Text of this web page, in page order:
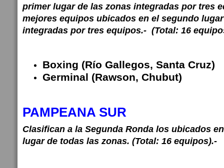
primer lugar de las zonas integradas por tres
mejores equipos ubicados en el segundo
integradas por tres equipos.- (Total: 16
Boxing (Río Gallegos, Santa Cruz)
Germinal (Rawson, Chubut)
PAMPEANA SUR
Clasifican a la Segunda Ronda los ubicados
lugar de todas las zonas. (Total: 16 equipos).-